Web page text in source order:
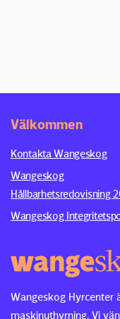
Wangeskog Hyrcenter
maskinuthyrning. Vi
Välkommen
Kontakta Wangeskog
Wangeskog
Hållbarhetsredovisning
Wangeskog